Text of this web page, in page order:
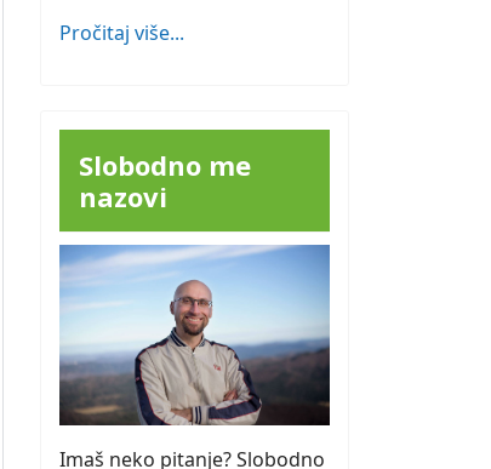
Pročitaj više...
Slobodno me
nazovi
Imaš neko pitanje? Slobodno